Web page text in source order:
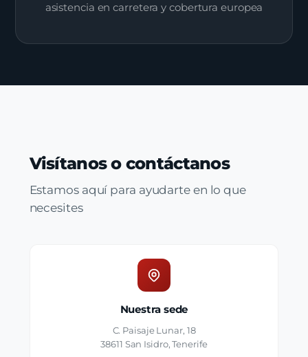
asistencia en carretera y cobertura europea
Visítanos o contáctanos
Estamos aquí para ayudarte en lo que
necesites
Nuestra sede
C. Paisaje Lunar, 18
38611 San Isidro, Tenerife